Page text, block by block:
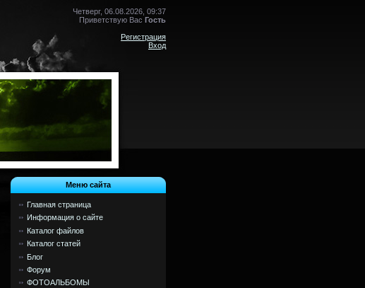
Четверг, 06.08.2026, 09:37
Приветствую Вас Гость
Регистрация
Вход
Меню сайта
Главная страница
Информация о сайте
Каталог файлов
Каталог статей
Блог
Форум
ФОТОАЛЬБОМЫ